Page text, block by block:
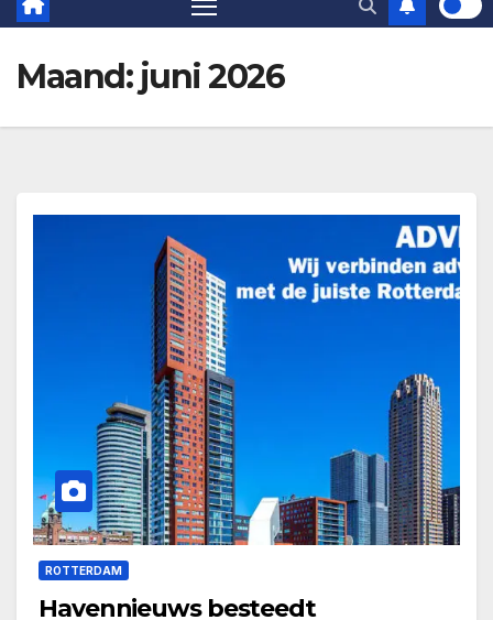
Maand: juni 2026
ROTTERDAM
Havennieuws besteedt